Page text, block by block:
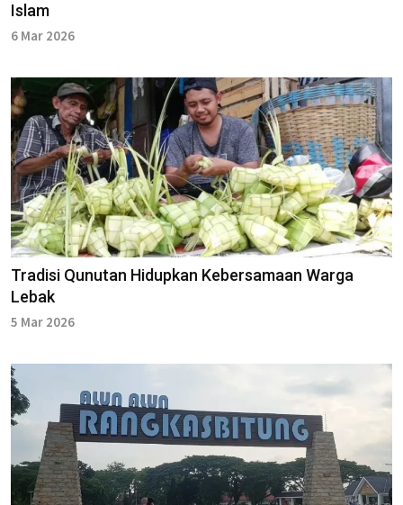
Islam
6 Mar 2026
Tradisi Qunutan Hidupkan Kebersamaan Warga
Lebak
5 Mar 2026